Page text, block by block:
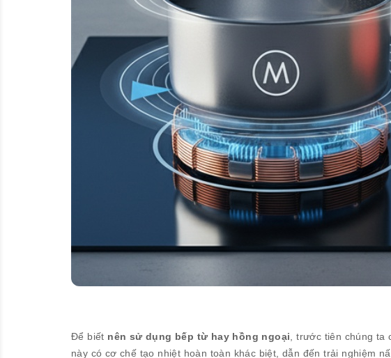
Để biết nên sử dụng bếp từ hay hồng ngoại , trước tiên chúng
này có cơ chế tạo nhiệt hoàn toàn khác biệt, dẫn đến trải nghiệm